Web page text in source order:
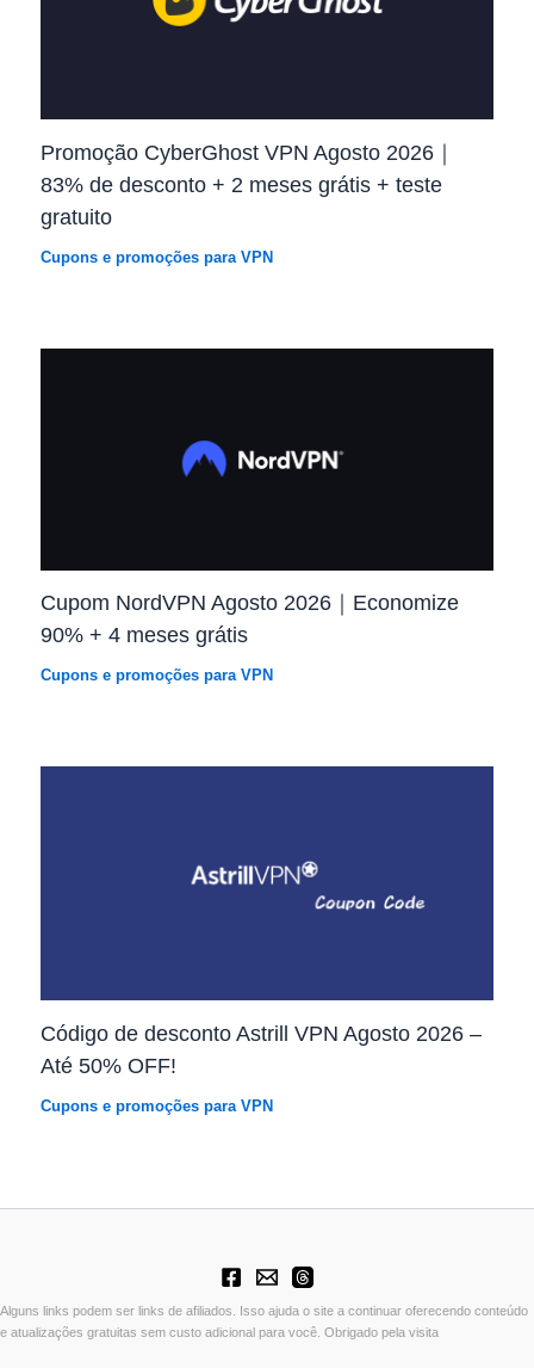
Promoção CyberGhost VPN Agosto 2026｜
83% de desconto + 2 meses grátis + teste
gratuito
Cupons e promoções para VPN
Cupom NordVPN Agosto 2026｜Economize
90% + 4 meses grátis
Cupons e promoções para VPN
Código de desconto Astrill VPN Agosto 2026 –
Até 50% OFF!
Cupons e promoções para VPN
Alguns links podem ser links de afiliados. Isso ajuda o site a continuar oferecendo conteúdo
e atualizações gratuitas sem custo adicional para você. Obrigado pela visita